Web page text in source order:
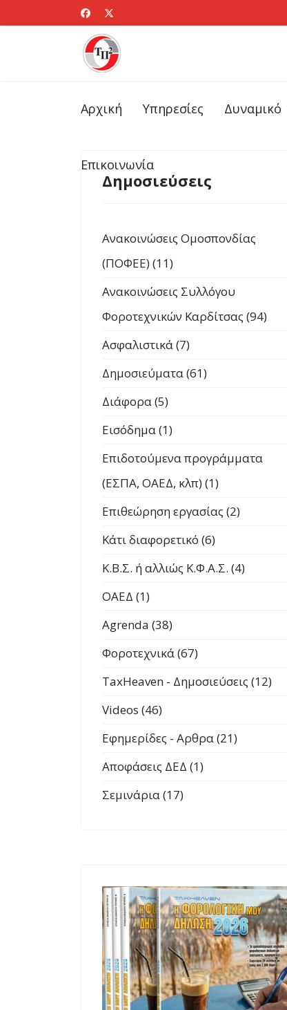
Αρχική Υπηρεσίες Δυναμικό
Επικοινωνία
Δημοσιεύσεις
Ανακοινώσεις Ομοσπονδίας
(ΠΟΦΕΕ) (11)
Ανακοινώσεις Συλλόγου
Φοροτεχνικών Καρδίτσας (94)
Ασφαλιστικά (7)
Δημοσιεύματα (61)
Διάφορα (5)
Εισόδημα (1)
Επιδοτούμενα προγράμματα
(ΕΣΠΑ, ΟΑΕΔ, κλπ) (1)
Επιθεώρηση εργασίας (2)
Κάτι διαφορετικό (6)
Κ.Β.Σ. ή αλλιώς Κ.Φ.Α.Σ. (4)
ΟΑΕΔ (1)
Agrenda (38)
Φοροτεχνικά (67)
TaxHeaven - Δημοσιεύσεις (12)
Videos (46)
Εφημερίδες - Αρθρα (21)
Αποφάσεις ΔΕΔ (1)
Σεμινάρια (17)